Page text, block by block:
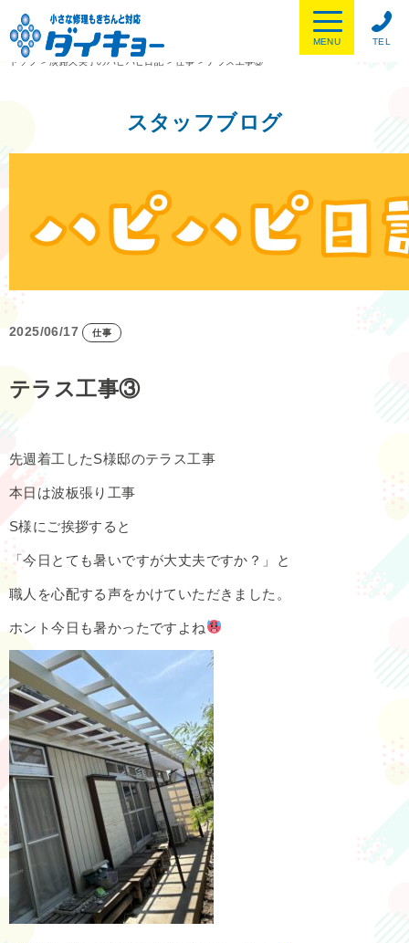
TEL
MENU
トップ
> 淡路久美子のハピハピ日記 > 仕事 > テラス工事③
スタッフブログ
2025/06/17 仕事
テラス工事③
先週着工したS様邸のテラス工事
本日は波板張り工事
S様にご挨拶すると
「今日とても暑いですが大丈夫ですか？」と
職人を心配する声をかけていただきました。
ホント今日も暑かったですよね